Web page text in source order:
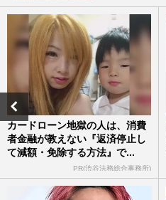
カードローン地獄の人は、消費
者金融が教えない『返済停止し
て減額・免除する方法』で...
PR(渋谷法務総合事務所)